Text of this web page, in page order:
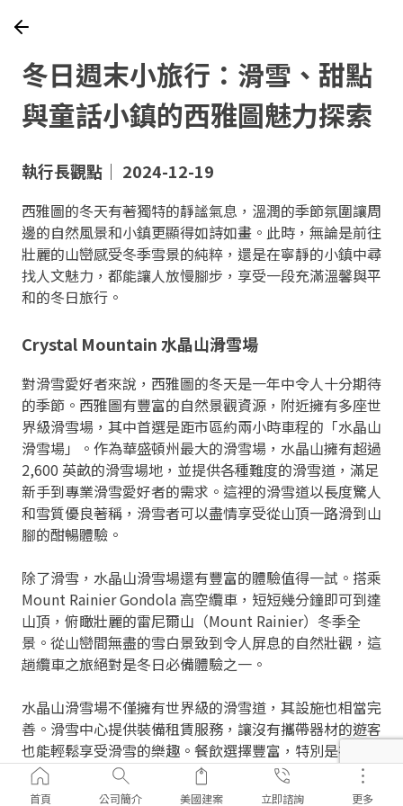
冬日週末小旅行：滑雪、甜點
與童話小鎮的西雅圖魅力探索
執行長觀點｜ 2024-12-19
西雅圖的冬天有著獨特的靜謐氣息，溫潤的季節氛圍讓周
邊的自然風景和小鎮更顯得如詩如畫。此時，無論是前往
壯麗的山巒感受冬季雪景的純粹，還是在寧靜的小鎮中尋
找人文魅力，都能讓人放慢腳步，享受一段充滿溫馨與平
和的冬日旅行。
Crystal Mountain 水晶山滑雪場
對滑雪愛好者來說，西雅圖的冬天是一年中令人十分期待
的季節。西雅圖有豐富的自然景觀資源，附近擁有多座世
界級滑雪場，其中首選是距市區約兩小時車程的「水晶山
滑雪場」。作為華盛頓州最大的滑雪場，水晶山擁有超過
2,600 英畝的滑雪場地，並提供各種難度的滑雪道，滿足
新手到專業滑雪愛好者的需求。這裡的滑雪道以長度驚人
和雪質優良著稱，滑雪者可以盡情享受從山頂一路滑到山
腳的酣暢體驗。
除了滑雪，水晶山滑雪場還有豐富的體驗值得一試。搭乘
Mount Rainier Gondola 高空纜車，短短幾分鐘即可到達
山頂，俯瞰壯麗的雷尼爾山（Mount Rainier）冬季全
景。從山巒間無盡的雪白景致到令人屏息的自然壯觀，這
趟纜車之旅絕對是冬日必備體驗之一。
水晶山滑雪場不僅擁有世界級的滑雪道，其設施也相當完
善。滑雪中心提供裝備租賃服務，讓沒有攜帶器材的遊客
也能輕鬆享受滑雪的樂趣。餐飲選擇豐富，特別是在纜車
終點站的 Forest Queen Express 附近，有一家名為
Campbell Basin 的餐廳，提供多元的美食選項，從經典
首頁 公司簡介 美國建案 立即諮詢 更多